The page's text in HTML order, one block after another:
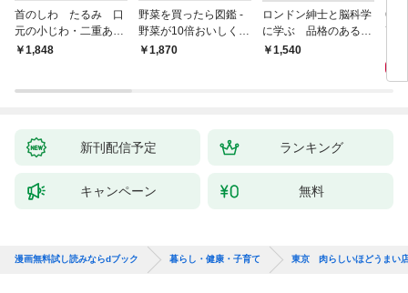
首のしわ たるみ 口
元の小じわ・二重あ
ご 何歳からでもここ
大全
￥1,848
野菜を買ったら図鑑 -
野菜が10倍おいしくな
る保存法と64のレシピ
￥1,870
ロンドン紳士と脳科学
に学ぶ 品格のあるマ
ウントのとり方
￥1,540
65
高
新刊配信予定 ランキング
キャンペーン 無料
漫画無料試し読みならdブック 暮らし・健康・子育て 東京 肉らしいほどうまい